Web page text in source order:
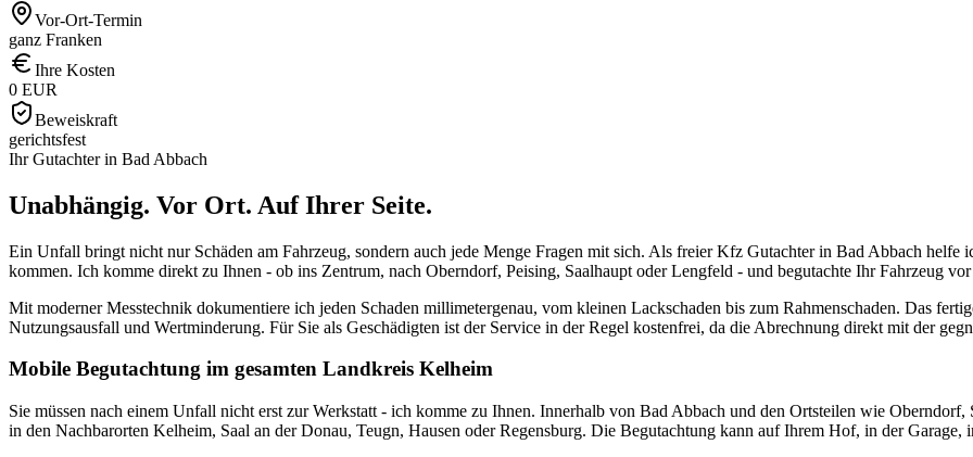
Vor-Ort-Termin
ganz Franken
Ihre Kosten
0 EUR
Beweiskraft
gerichtsfest
Ihr Gutachter in Bad Abbach
Unabhängig. Vor Ort. Auf Ihrer Seite.
Ein Unfall bringt nicht nur Schäden am Fahrzeug, sondern auch jede Menge Fragen mit sich. Als freier Kfz Gutachter in Bad Abbach helfe
kommen. Ich komme direkt zu Ihnen - ob ins Zentrum, nach Oberndorf, Peising, Saalhaupt oder Lengfeld - und begutachte Ihr Fahrzeug
Mit moderner Messtechnik dokumentiere ich jeden Schaden millimetergenau, vom kleinen Lackschaden bis zum Rahmenschaden. Das
Nutzungsausfall und Wertminderung. Für Sie als Geschädigten ist der Service in der Regel kostenfrei, da die Abrechnung direkt mit der
Mobile Begutachtung im gesamten Landkreis Kelheim
Sie müssen nach einem Unfall nicht erst zur Werkstatt - ich komme zu Ihnen. Innerhalb von Bad Abbach und den Ortsteilen wie
in den Nachbarorten Kelheim, Saal an der Donau, Teugn, Hausen oder Regensburg. Die Begutachtung kann auf Ihrem Hof, in der